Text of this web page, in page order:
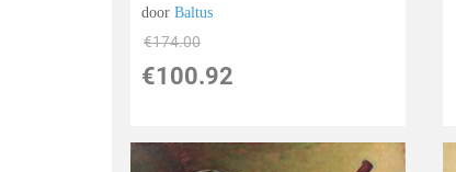
doorBaltus
€174.00
€100.92